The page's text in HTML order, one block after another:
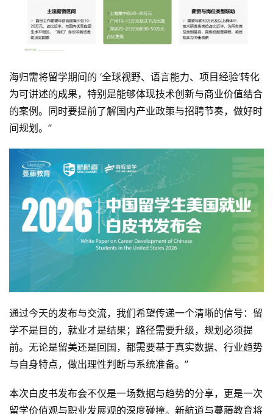
海归需将留学期间的 ‘全球视野、语言能力、项目经验’转化
为可讲述的成果，特别是能够体现技术创新与商业价值结合
的案例。同时要提前了解国内产业政策与招聘节奏，做好时
间规划。”
通过今天的发布与交流，我们希望传递一个清晰的信号：留
学不是目的，就业才是结果；路径需要升级，规划必须提
前。无论是留美还是回国，都需要基于真实数据、行业趋势
与自身特点，做出理性判断与系统准备。”
本次白皮书发布会不仅是一场数据与趋势的分享，更是一次
留学价值观与职业发展观的深度碰撞。新航道与蔓藤教育将